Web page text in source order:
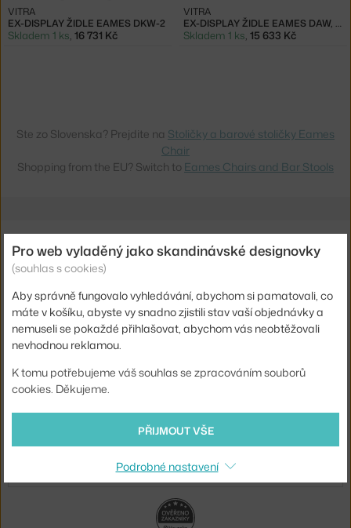
EX-DISPLAY ŽIDLE EAMES DKW-2
VITRA
Skladem 1 ks 16 731 Kč
EX-DISPLAY ŽIDLE EAMES DAW, WARMGREY/IVORY
VITRA
Skladem 1 ks 15 633 Kč
Ste zo Slovenska? Prejdite na Stoličky a barové stoličky Eames
Chair
Shopping from the EU? Switch to Eames Chairs and Bar Stools
Pro web vyladěný jako skandinávské designovky
(souhlas s cookies)
Aby správně fungovalo vyhledávání, abychom si pamatovali, co
máte v košíku, abyste vy snadno zjistili stav vaší objednávky a
nemuseli se pokaždé přihlašovat, abychom vás neobtěžovali
nevhodnou reklamou.
K tomu potřebujeme váš souhlas se zpracováním souborů
cookies. Děkujeme.
PŘIJMOUT VŠE
Podrobné nastavení
Novinky e-mailem
Přihlášením souhlasíte se zpracováním osobních údajů.
Sortiment
Sledujte nás